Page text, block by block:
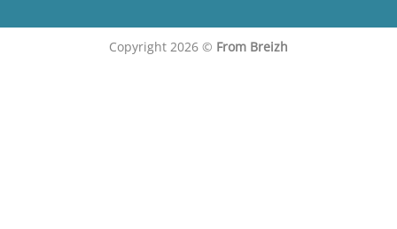
Copyright 2026 © From Breizh